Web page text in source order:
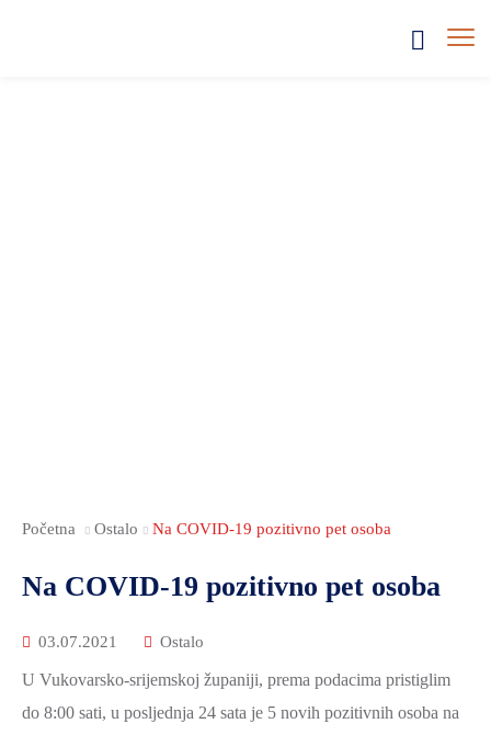
Početna Ostalo Na COVID-19 pozitivno pet osoba
Na COVID-19 pozitivno pet osoba
03.07.2021 Ostalo
U Vukovarsko-srijemskoj županiji, prema podacima pristiglim
do 8:00 sati, u posljednja 24 sata je 5 novih pozitivnih osoba na